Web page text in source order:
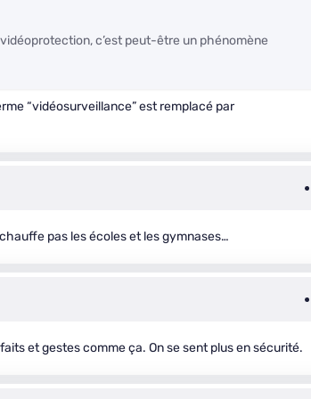
c’est peut-être un phénomène
“vidéosurveillance” est remplacé par
pas les écoles et les gymnases…
et gestes comme ça. On se sent plus en sécurité.